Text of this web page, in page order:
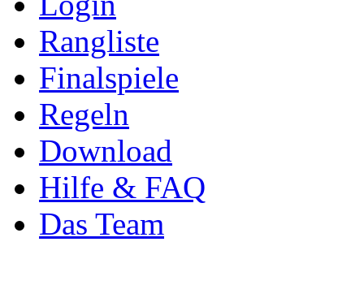
Rangliste
Finalspiele
Regeln
Download
Hilfe & FAQ
Das Team